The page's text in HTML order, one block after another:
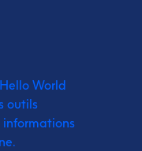
World
outils
informations